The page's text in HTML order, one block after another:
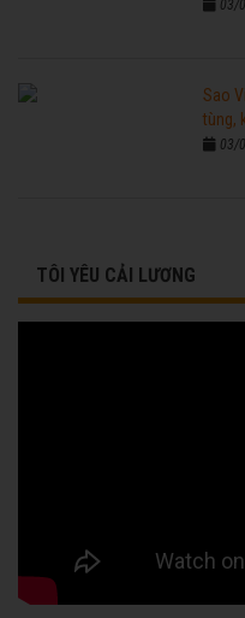
03/
Sao
tùng,
03/
TÔI YÊU CẢI LƯƠNG